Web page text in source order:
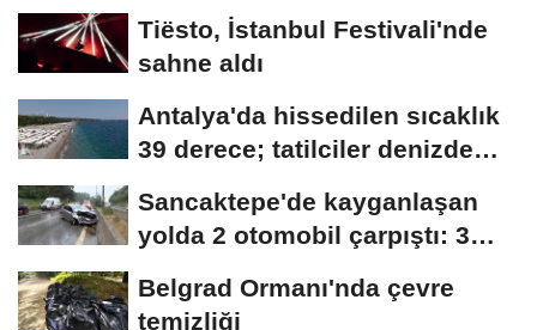
Tiësto, İstanbul Festivali'nde
sahne aldı
Antalya'da hissedilen sıcaklık
39 derece; tatilciler denizde
Sancaktepe'de kayganlaşan
yolda 2 otomobil çarpıştı: 3
Belgrad Ormanı'nda çevre
temizliği